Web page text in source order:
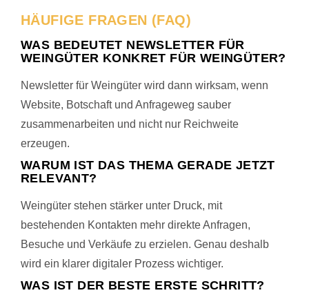
HÄUFIGE FRAGEN (FAQ)
WAS BEDEUTET NEWSLETTER FÜR
WEINGÜTER KONKRET FÜR WEINGÜTER?
Newsletter für Weingüter wird dann wirksam, wenn
Website, Botschaft und Anfrageweg sauber
zusammenarbeiten und nicht nur Reichweite
erzeugen.
WARUM IST DAS THEMA GERADE JETZT
RELEVANT?
Weingüter stehen stärker unter Druck, mit
bestehenden Kontakten mehr direkte Anfragen,
Besuche und Verkäufe zu erzielen. Genau deshalb
wird ein klarer digitaler Prozess wichtiger.
WAS IST DER BESTE ERSTE SCHRITT?